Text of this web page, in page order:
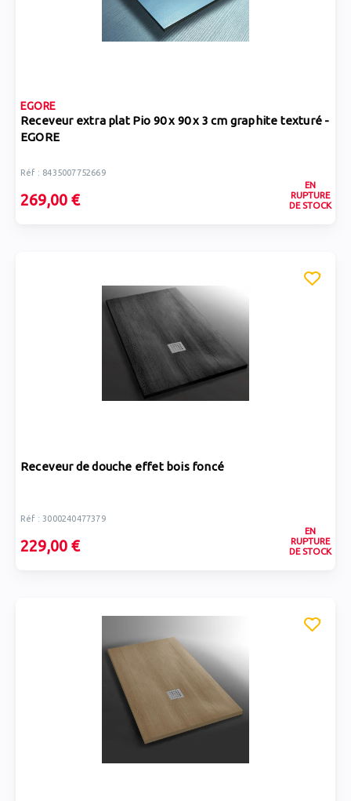
EGORE
Receveur extra plat Pio 90 x 90 x 3 cm graphite texturé -
EGORE
Réf : 8435007752669
269,00 €
EN
RUPTURE
DE STOCK
Receveur de douche effet bois foncé
Réf : 3000240477379
229,00 €
EN
RUPTURE
DE STOCK